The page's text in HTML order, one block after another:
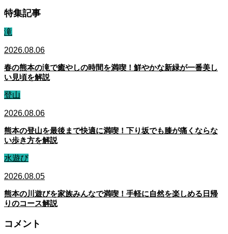
特集記事
滝
2026.08.06
春の熊本の滝で癒やしの時間を満喫！鮮やかな新緑が一番美し
い見頃を解説
登山
2026.08.06
熊本の登山を最後まで快適に満喫！下り坂でも膝が痛くならな
い歩き方を解説
水遊び
2026.08.05
熊本の川遊びを家族みんなで満喫！手軽に自然を楽しめる日帰
りのコース解説
コメント